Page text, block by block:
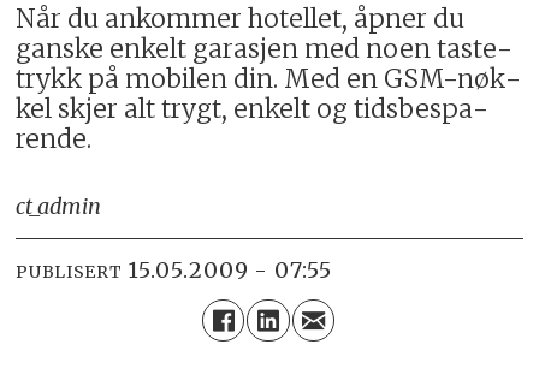
Når du an­kom­mer ho­tel­let, åp­ner du
gan­ske en­kelt ga­ra­sjen med noen tas­te­
trykk på mo­bi­len din. Med en GSM-nøk­
kel skjer alt trygt, en­kelt og tids­be­spa­
ren­de.
ct_admin
PUBLISERT 15.05.2009 - 07:55